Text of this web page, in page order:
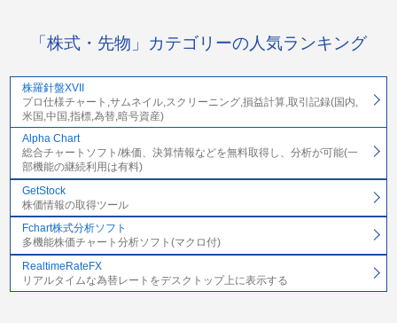
「株式・先物」カテゴリーの人気ランキング
株羅針盤XVII
プロ仕様チャート,サムネイル,スクリーニング,損益計算,取引記録(国内,
米国,中国,指標,為替,暗号資産)
Alpha Chart
総合チャートソフト/株価、決算情報などを無料取得し、分析が可能(一
部機能の継続利用は有料)
GetStock
株価情報の取得ツール
Fchart株式分析ソフト
多機能株価チャート分析ソフト(マクロ付)
RealtimeRateFX
リアルタイムな為替レートをデスクトップ上に表示する